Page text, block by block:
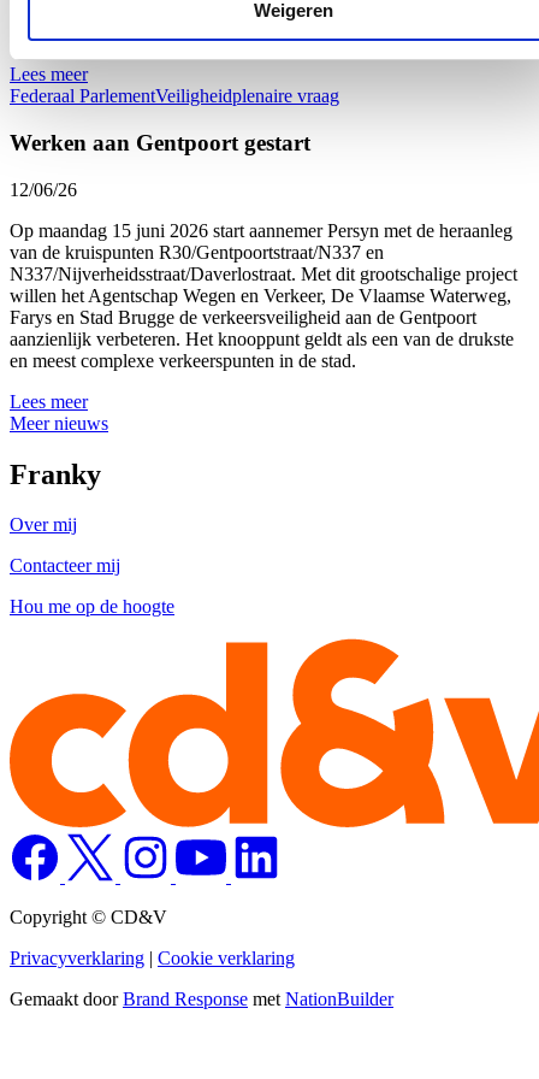
Weigeren
trein neemt, moet zich veilig kunnen verplaatsen. Dat mag geen
discussiepunt zijn.
Lees meer
Federaal ParlementVeiligheidplenaire vraag
Werken aan Gentpoort gestart
12/06/26
Op maandag 15 juni 2026 start aannemer Persyn met de heraanleg
van de kruispunten R30/Gentpoortstraat/N337 en
N337/Nijverheidsstraat/Daverlostraat. Met dit grootschalige project
willen het Agentschap Wegen en Verkeer, De Vlaamse Waterweg,
Farys en Stad Brugge de verkeersveiligheid aan de Gentpoort
aanzienlijk verbeteren. Het knooppunt geldt als een van de drukste
en meest complexe verkeerspunten in de stad.
Lees meer
Meer nieuws
Franky
Over mij
Contacteer mij
Hou me op de hoogte
Copyright © CD&V
Privacyverklaring | Cookie verklaring
Gemaakt doorBrand Response metNationBuilder